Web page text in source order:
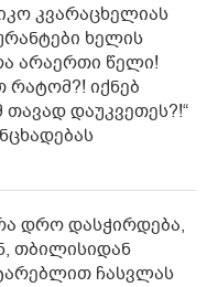
კვარაცხელიას
ხელის
არაერთი წელი!
რატომ?! იქნებ
დაუკვეთეს?!“
დრო დასჭირდება,
თბილისიდან
ჩასვლას